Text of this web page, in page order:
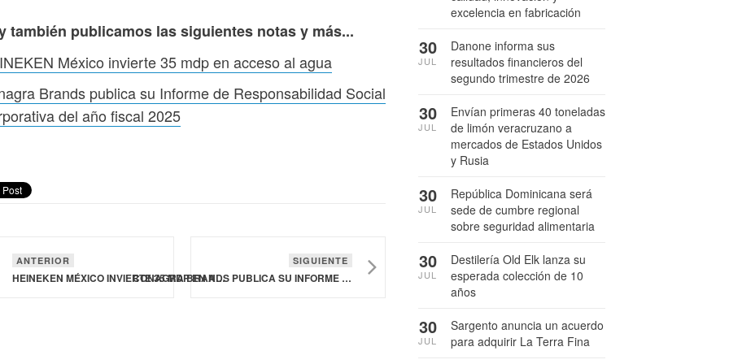
también publicamos las siguientes notas y más...
México invierte 35 mdp en acceso al agua
Brands publica su Informe de Responsabilidad Social
del año fiscal 2025
ANTERIOR
HEINEKEN MÉXICO INVIERTE 35 MDP EN ACCESO AL AGUA
SIGUIENTE
CONAGRA BRANDS PUBLICA SU INFORME DE RESPONSABILIDAD SOCIAL CORPORATIVA DEL AÑO FISCAL 2025
excelencia en fabricación
Danone informa sus
resultados financieros del
segundo trimestre de 2026
30
JUL
Envían primeras 40 toneladas
de limón veracruzano a
mercados de Estados Unidos
y Rusia
30
JUL
República Dominicana será
sede de cumbre regional
sobre seguridad alimentaria
30
JUL
Destilería Old Elk lanza su
esperada colección de 10
años
30
JUL
Sargento anuncia un acuerdo
para adquirir La Terra Fina
30
JUL